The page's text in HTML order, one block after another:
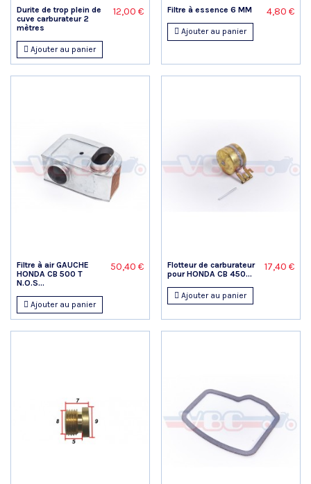
Durite de trop plein de
cuve carburateur 2
mètres
12,00 €
Ajouter au panier
Filtre à essence 6 MM 4,80 €
Ajouter au panier
Filtre à air GAUCHE
HONDA CB 500 T
N.O.S...
50,40 €
Ajouter au panier
Flotteur de carburateur
pour HONDA CB 450...
17,40 €
Ajouter au panier